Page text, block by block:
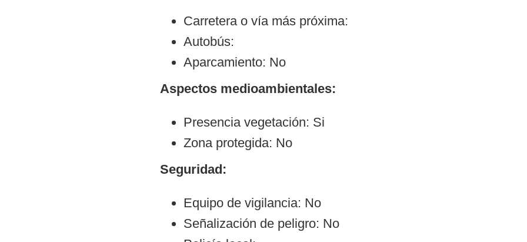
Carretera o vía más próxima:
Autobús:
Aparcamiento: No
Aspectos medioambientales:
Presencia vegetación: Si
Zona protegida: No
Seguridad:
Equipo de vigilancia: No
Señalización de peligro: No